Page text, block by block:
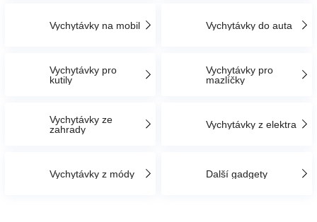
oblečení
Vychytávky na mobil Vychytávky do auta
Vychytávky pro
kutily
Vychytávky pro
mazlíčky
Vychytávky ze
zahrady
Vychytávky z elektra
Vychytávky z módy Další gadgety